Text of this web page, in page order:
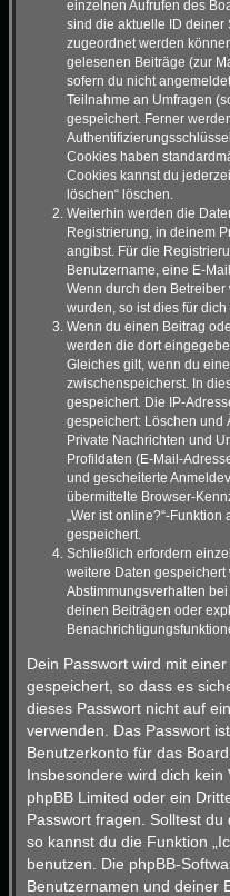
einzelnen Aufrufen des
sind die aktuelle ID deiner
zugeordnet werden
gelesenen Beiträge (zur
sofern du nicht
Teilnahme an Umfragen
gespeichert. Ferner
Cookies haben
Cookies kannst du
löschen“ löschen.
Weiterhin werden die
Registrierung, in deinem
angibst. Für die
Benutzername, eine E-
Wenn durch den
wurden, so ist dies für
Wenn du einen Beitrag
werden die dort
Gleiches gilt, wenn du
zwischenspeicherst. In
gespeichert. Die IP-
gespeichert: Löschen und
Private Nachrichten und
Profildaten (E-Mail-
und gescheiterte
übermittelte Browser-
„Wer ist online?“-
gespeichert.
Schließlich erfordern
weitere Daten
Abstimmungsverhalten
deinen Beiträgen oder
Dein Passwort wird mit
gespeichert, so dass es
dieses Passwort nicht auf
verwenden. Das Passwort
Benutzerkonto für das
Insbesondere wird dich
phpBB Limited oder ein
Passwort fragen. Solltest du
so kannst du die Funktion
benutzen. Die phpBB-
Benutzernamen und deiner